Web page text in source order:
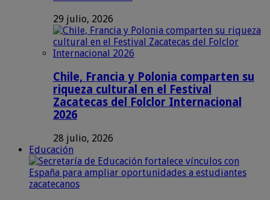
29 julio, 2026
Chile, Francia y Polonia comparten su
riqueza cultural en el Festival
Zacatecas del Folclor Internacional
2026
28 julio, 2026
Educación